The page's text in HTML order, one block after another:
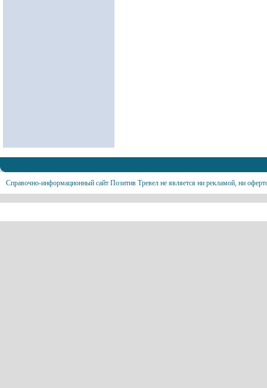
Справочно-информационный сайт Позитив Тревел не является ни рекламой, ни